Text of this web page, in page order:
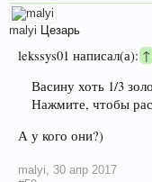
malyi Цезарь
lekssys01 написал(а):↑
Васину хоть 1/3
Нажмите, чтобы
А у кого они?)
malyi
30 апр 2017